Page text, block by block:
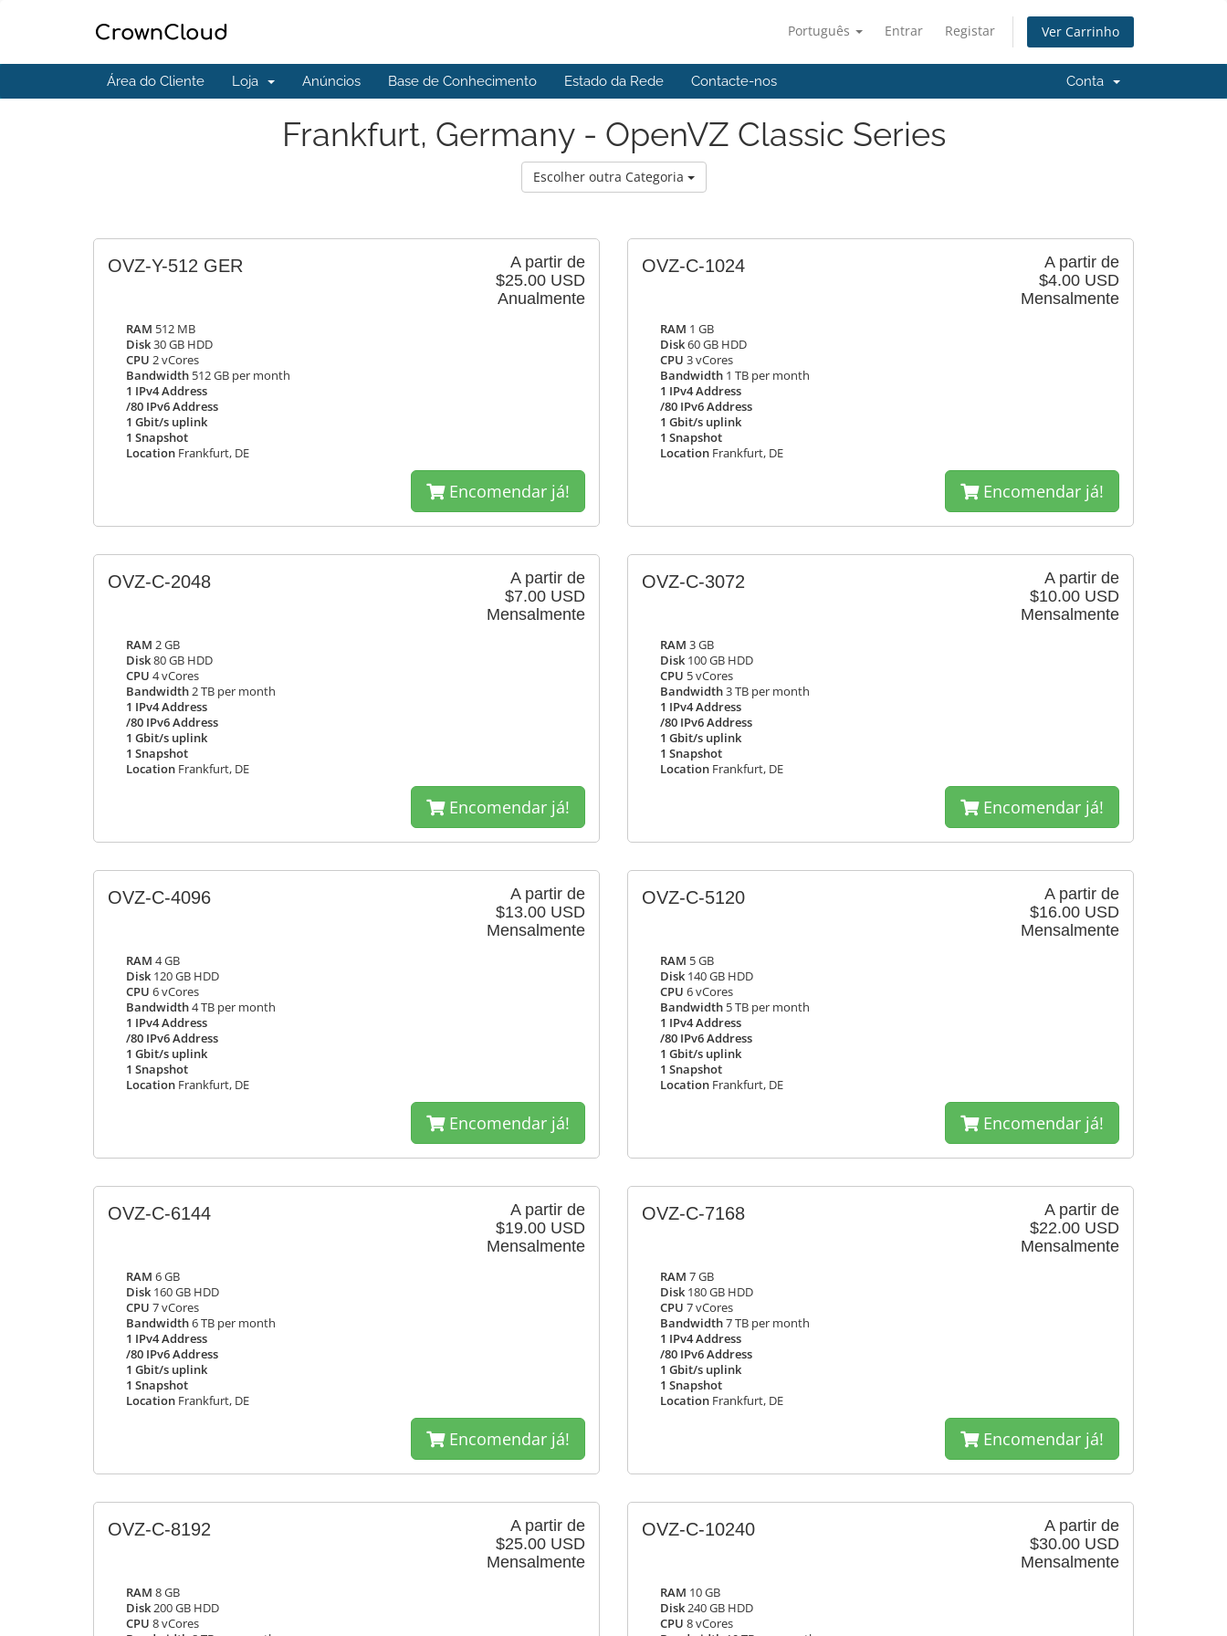
Português Entrar Registar Ver Carrinho
Área do Cliente Loja Anúncios Base de Conhecimento Estado da Rede Contacte-nos Conta
Frankfurt, Germany - OpenVZ Classic Series
Escolher outra Categoria
A partir de
$25.00 USD
Anualmente
OVZ-Y-512 GER
RAM 512 MB
Disk30 GB HDD
CPU 2 vCores
Bandwidth 512 GB per month
1 IPv4 Address
/80 IPv6 Address
1 Gbit/s uplink
1 Snapshot
Location Frankfurt, DE
Encomendar já!
A partir de
$4.00 USD
Mensalmente
OVZ-C-1024
RAM 1 GB
Disk60 GB HDD
CPU 3 vCores
Bandwidth 1 TB per month
1 IPv4 Address
/80 IPv6 Address
1 Gbit/s uplink
1 Snapshot
Location Frankfurt, DE
Encomendar já!
A partir de
$7.00 USD
Mensalmente
OVZ-C-2048
RAM 2 GB
Disk80 GB HDD
CPU 4 vCores
Bandwidth2 TB per month
1 IPv4 Address
/80 IPv6 Address
1 Gbit/s uplink
1 Snapshot
Location Frankfurt, DE
Encomendar já!
A partir de
$10.00 USD
Mensalmente
OVZ-C-3072
RAM 3 GB
Disk 100 GB HDD
CPU 5 vCores
Bandwidth3 TB per month
1 IPv4 Address
/80 IPv6 Address
1 Gbit/s uplink
1 Snapshot
Location Frankfurt, DE
Encomendar já!
A partir de
$13.00 USD
Mensalmente
OVZ-C-4096
RAM 4 GB
Disk 120 GB HDD
CPU 6 vCores
Bandwidth4 TB per month
1 IPv4 Address
/80 IPv6 Address
1 Gbit/s uplink
1 Snapshot
Location Frankfurt, DE
Encomendar já!
A partir de
$16.00 USD
Mensalmente
OVZ-C-5120
RAM 5 GB
Disk 140 GB HDD
CPU 6 vCores
Bandwidth 5 TB per month
1 IPv4 Address
/80 IPv6 Address
1 Gbit/s uplink
1 Snapshot
Location Frankfurt, DE
Encomendar já!
A partir de
$19.00 USD
Mensalmente
OVZ-C-6144
RAM 6 GB
Disk 160 GB HDD
CPU 7 vCores
Bandwidth6 TB per month
1 IPv4 Address
/80 IPv6 Address
1 Gbit/s uplink
1 Snapshot
Location Frankfurt, DE
Encomendar já!
A partir de
$22.00 USD
Mensalmente
OVZ-C-7168
RAM 7 GB
Disk 180 GB HDD
CPU 7 vCores
Bandwidth7 TB per month
1 IPv4 Address
/80 IPv6 Address
1 Gbit/s uplink
1 Snapshot
Location Frankfurt, DE
Encomendar já!
A partir de
$25.00 USD
Mensalmente
OVZ-C-8192
RAM 8 GB
Disk200 GB HDD
CPU 8 vCores
A partir de
$30.00 USD
Mensalmente
OVZ-C-10240
RAM 10 GB
Disk240 GB HDD
CPU 8 vCores